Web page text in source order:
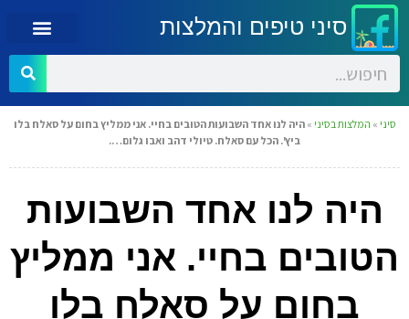
סיני טיפים והמלצות
סיני » המלצות בסיני »היה לנו אחד השבועות הטובים בחיי. אני ממליץ בחום על סאלח בלו
ביץ'. הכל עם סאלח. טיולי דהב ואבו גלום….
היה לנו אחד השבועות
הטובים בחיי. אני ממליץ
בחום על סאלח בלו